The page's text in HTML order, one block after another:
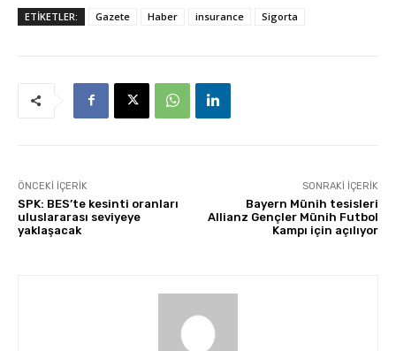
ETİKETLER: Gazete Haber insurance Sigorta
ÖNCEKI İÇERIK
SPK: BES’te kesinti oranları
uluslararası seviyeye
yaklaşacak
SONRAKI İÇERIK
Bayern Münih tesisleri
Allianz Gençler Münih Futbol
Kampı için açılıyor